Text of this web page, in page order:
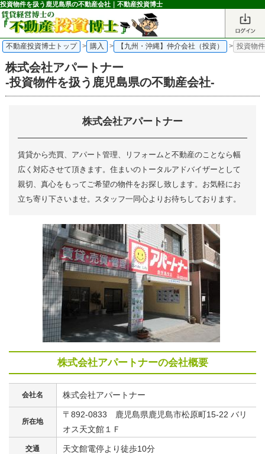
投資物件を扱う鹿児島県の不動産会社｜不動産投資博士
不動産投資博士トップ > 購入 > 【九州・沖縄】仲介会社（投資） > 投資物
株式会社アパートナー
-投資物件を扱う鹿児島県の不動産会社-
株式会社アパートナー
賃貸から売買、アパート管理、リフォームと不動産のことなら幅
広く対応させて頂きます。住まいのトータルアドバイザーとして
親切、真心をもってご希望の物件をお探し致します。お気軽にお
立ち寄り下さいませ。スタッフ一同心よりお待ちしております。
株式会社アパートナーの会社概要
会社名 株式会社アパートナー
所在地
〒892-0833 鹿児島県鹿児島市松原町15-22 バリ
オス天文館１Ｆ
交通 天文館電停より徒歩10分